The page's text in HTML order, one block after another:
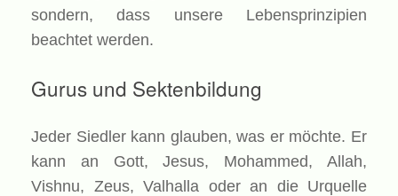
sondern, dass unsere Lebensprinzipien
beachtet werden.
Gurus und Sektenbildung
Jeder Siedler kann glauben, was er möchte. Er
kann an Gott, Jesus, Mohammed, Allah,
Vishnu, Zeus, Valhalla oder an die Urquelle